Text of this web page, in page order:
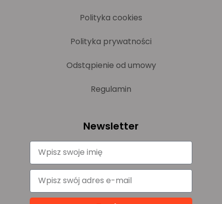
Polityka cookies
Polityka prywatności
Odstąpienie od umowy
Regulamin
Newsletter